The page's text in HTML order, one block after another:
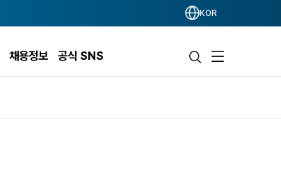
KOR
채용정보 공식 SNS